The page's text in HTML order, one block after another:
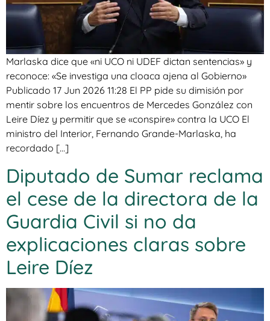
Marlaska dice que «ni UCO ni UDEF dictan sentencias» y
reconoce: «Se investiga una cloaca ajena al Gobierno»
Publicado 17 Jun 2026 11:28 El PP pide su dimisión por
mentir sobre los encuentros de Mercedes González con
Leire Díez y permitir que se «conspire» contra la UCO El
ministro del Interior, Fernando Grande-Marlaska, ha
recordado […]
Diputado de Sumar reclama
el cese de la directora de la
Guardia Civil si no da
explicaciones claras sobre
Leire Díez